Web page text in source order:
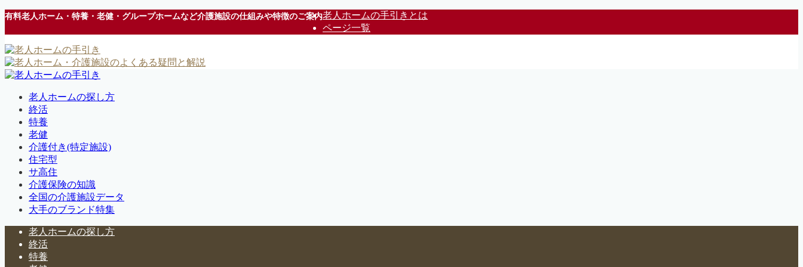
有料老人ホーム・特養・老健・グループホームなど介護施設の仕組みや特徴のご案内老人ホームの手引きとは
ページ一覧
老人ホームの探し方
終活
特養
老健
介護付き(特定施設)
住宅型
サ高住
介護保険の知識
全国の介護施設データ
大手のブランド特集
老人ホームの探し方
終活
特養